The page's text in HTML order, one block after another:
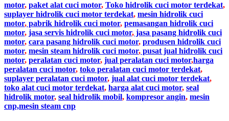
motor, paket alat cuci motor, Toko hidrolik cuci motor terdekat,
suplayer hidrolik cuci motor terdekat, mesin hidrolik cuci
motor, pabrik hidrolik cuci motor, pemasangan hidrolik cuci
motor, jasa servis hidrolik cuci motor, jasa pasang hidrolik cuci
motor, cara pasang hidrolik cuci motor, produsen hidrolik cuci
motor, mesin steam hidrolik cuci motor, pusat jual hidrolik cuci
motor, peralatan cuci motor, jual peralatan cuci motor,harga
peralatan cuci motor, toko peralatan cuci motor terdekat,
suplayer peralatan cuci motor, jual alat cuci motor terdekat,
toko alat cuci motor terdekat, harga alat cuci motor, seal
hidrolik motor, seal hidrolik mobil, kompresor angin, mesin
cnp,mesin steam cnp